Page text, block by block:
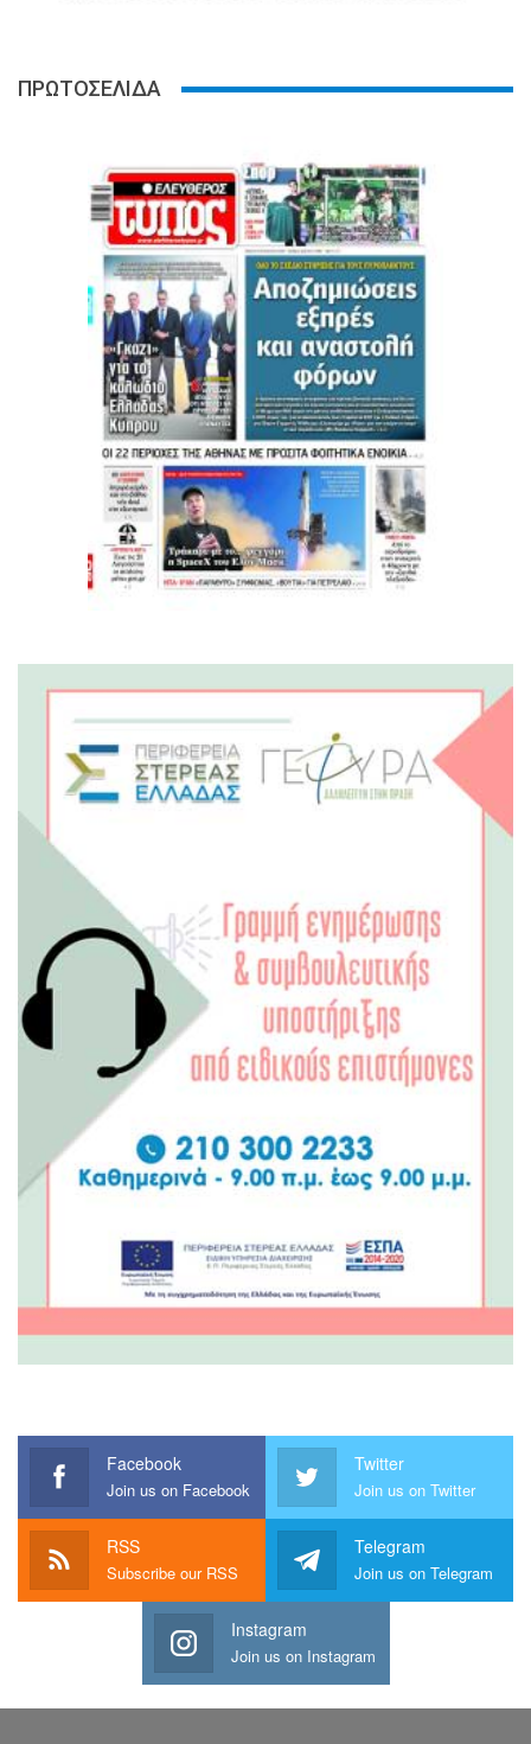
ΠΡΩΤΟΣΕΛΙΔΑ
Facebook
Join us on Facebook
Twitter
Join us on Twitter
RSS
Subscribe our RSS
Telegram
Join us on Telegram
Instagram
Join us on Instagram